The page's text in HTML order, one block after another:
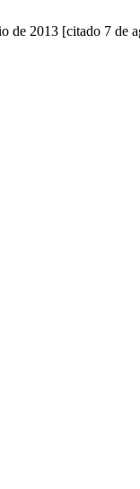
de 2013 [citado 7 de